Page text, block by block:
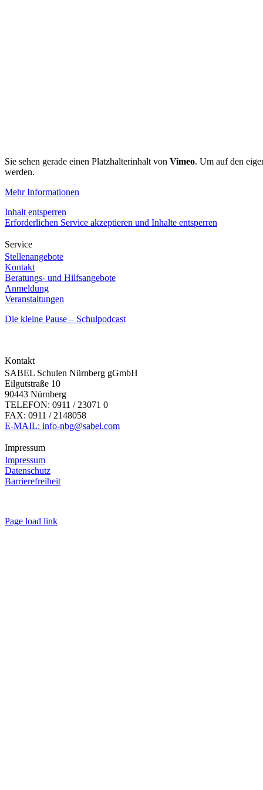
Sie sehen gerade einen Platzhalterinhalt von Vimeo. Um auf den
werden.
Mehr Informationen
Inhalt entsperren
Erforderlichen Service akzeptieren und Inhalte entsperren
Service
Stellenangebote
Kontakt
Beratungs- und Hilfsangebote
Anmeldung
Veranstaltungen
Die kleine Pause – Schulpodcast
Kontakt
SABEL Schulen Nürnberg gGmbH
Eilgutstraße 10
90443 Nürnberg
TELEFON: 0911 / 23071 0
FAX: 0911 / 2148058
E-MAIL: info-nbg@sabel.com
Impressum
Impressum
Datenschutz
Barrierefreiheit
Page load link